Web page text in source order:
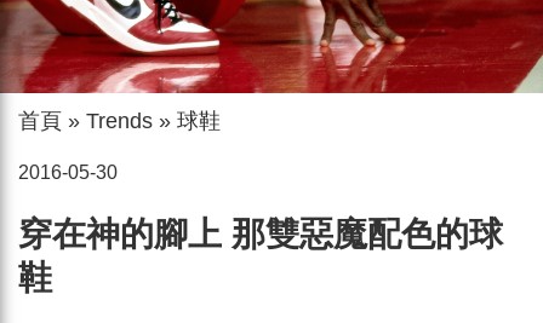
首頁 » Trends » 球鞋
2016-05-30
穿在神的腳上 那雙惡魔配色的球
鞋